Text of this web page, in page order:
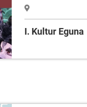
I. Kultur Eguna